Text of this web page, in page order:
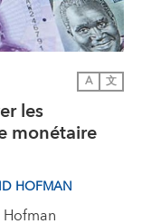
A 文
les
monétaire
HOFMAN